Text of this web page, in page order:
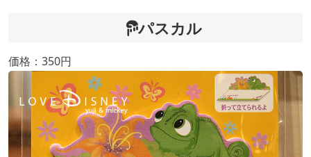
パスカル
価格：350円